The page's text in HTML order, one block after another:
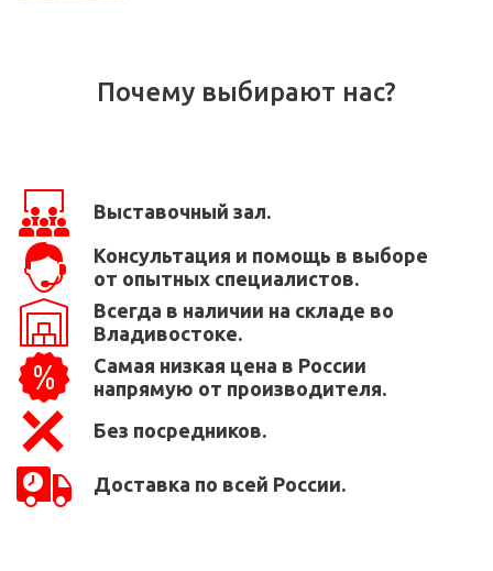
Почему выбирают нас?
Выставочный зал.
Консультация и помощь в выборе
от опытных специалистов.
Всегда в наличии на складе во
Владивостоке.
Самая низкая цена в России
напрямую от производителя.
Без посредников.
Доставка по всей России.